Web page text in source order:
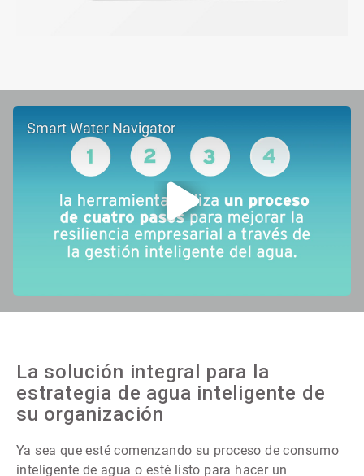
Smart Water Navigator
La solución integral para la
estrategia de agua inteligente de
su organización
Ya sea que esté comenzando su proceso de consumo
inteligente de agua o esté listo para hacer un